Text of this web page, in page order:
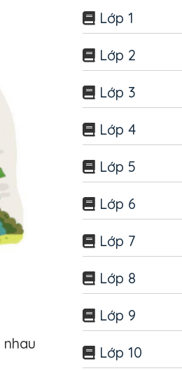
Lớp 1
Lớp 2
Lớp 3
Lớp 4
Lớp 5
Lớp 6
Lớp 7
Lớp 8
Lớp 9
Lớp 10